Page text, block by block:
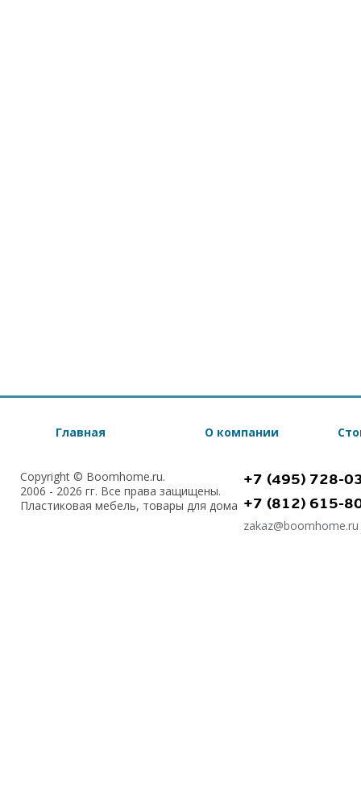
Главная О компании
Copyright © Boomhome.ru.
2006 - 2026 гг. Все права защищены.
Пластиковая мебель, товары для дома
+7 (495) 728-
+7 (812) 615-
zakaz@boomhome.ru